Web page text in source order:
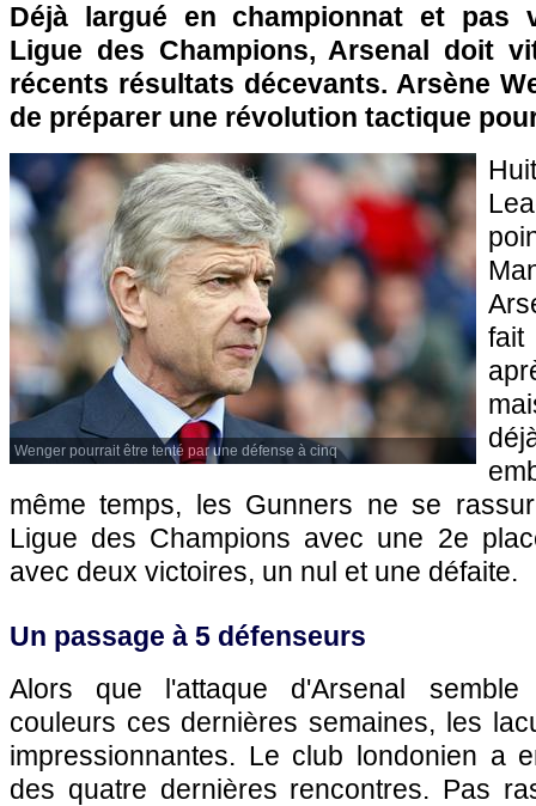
Déjà largué en championnat et pas
Ligue des Champions, Arsenal doit
récents résultats décevants. Arsène
de préparer une révolution tactique
Wenger pourrait être tenté par une défense à cinq
fait
même temps, les Gunners ne se
Ligue des Champions avec une 2e
avec deux victoires, un nul et une défaite.
Un passage à 5 défenseurs
Alors que l'attaque d'Arsenal
couleurs ces dernières semaines, les
impressionnantes. Le club londonien a
des quatre dernières rencontres. Pas